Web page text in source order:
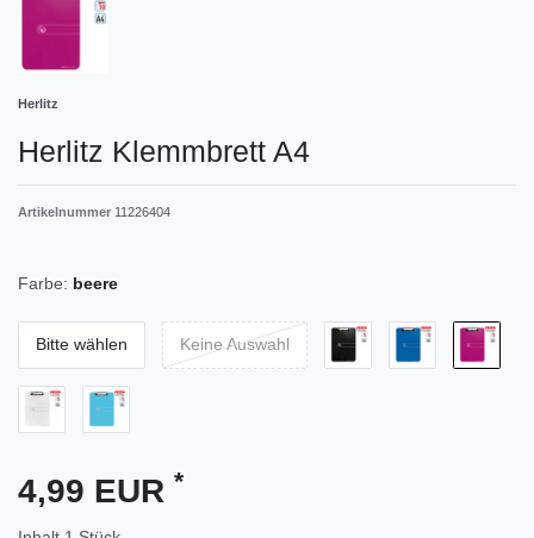
Herlitz
Herlitz Klemmbrett A4
Artikelnummer 11226404
Farbe: beere
Bitte wählen Keine Auswahl
4,99 EUR *